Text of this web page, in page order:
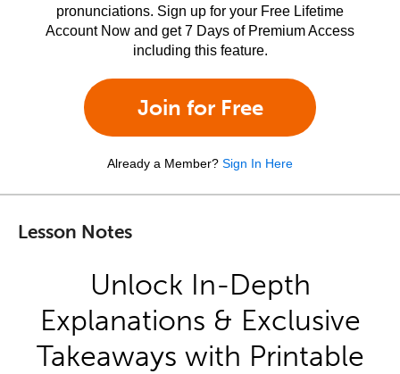
pronunciations. Sign up for your Free Lifetime
Account Now and get 7 Days of Premium Access
including this feature.
Join for Free
Already a Member? Sign In Here
Lesson Notes
Unlock In-Depth
Explanations & Exclusive
Takeaways with Printable